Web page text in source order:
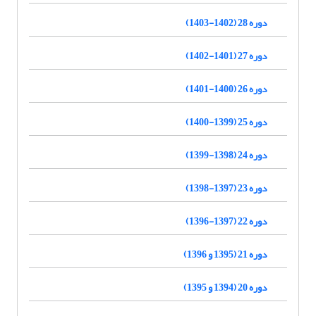
دوره 28 (1402-1403)
دوره 27 (1401-1402)
دوره 26 (1400-1401)
دوره 25 (1399-1400)
دوره 24 (1398-1399)
دوره 23 (1397-1398)
دوره 22 (1397-1396)
دوره 21 (1395 و 1396)
دوره 20 (1394 و 1395)